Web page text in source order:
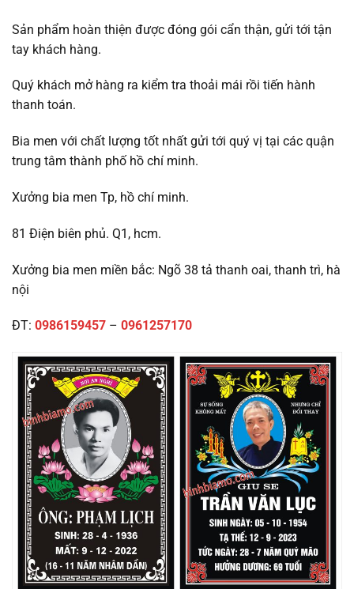
Sản phẩm hoàn thiện được đóng gói cẩn thận, gửi tới tận
tay khách hàng.
Quý khách mở hàng ra kiểm tra thoải mái rồi tiến hành
thanh toán.
Bia men với chất lượng tốt nhất gửi tới quý vị tại các quận
trung tâm thành phố hồ chí minh.
Xưởng bia men Tp, hồ chí minh.
81 Điện biên phủ. Q1, hcm.
Xưởng bia men miền bắc: Ngõ 38 tả thanh oai, thanh trì, hà
nội
ĐT: 0986159457 – 0961257170